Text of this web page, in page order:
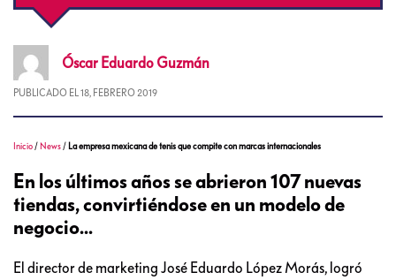
Óscar Eduardo Guzmán
PUBLICADO EL 18, FEBRERO 2019
Inicio / News / La empresa mexicana de tenis que compite con marcas internacionales
En los últimos años se abrieron 107 nuevas
tiendas, convirtiéndose en un modelo de
negocio...
El director de marketing José Eduardo López Morás, logró